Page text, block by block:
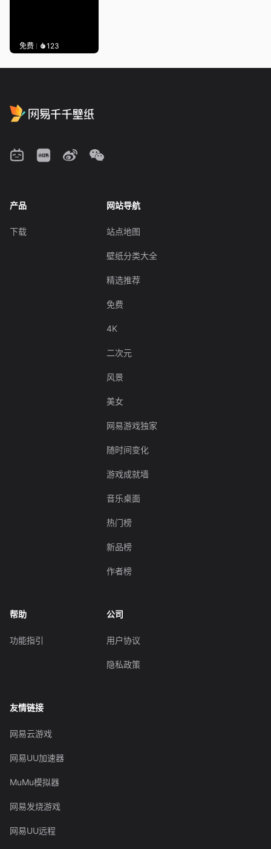
免费 123
产品
下载
网站导航
站点地图
壁纸分类大全
精选推荐
免费
4K
二次元
风景
美女
网易游戏独家
随时间变化
游戏成就墙
音乐桌面
热门榜
新品榜
作者榜
帮助
功能指引
公司
用户协议
隐私政策
友情链接
网易云游戏
网易UU加速器
MuMu模拟器
网易发烧游戏
网易UU远程